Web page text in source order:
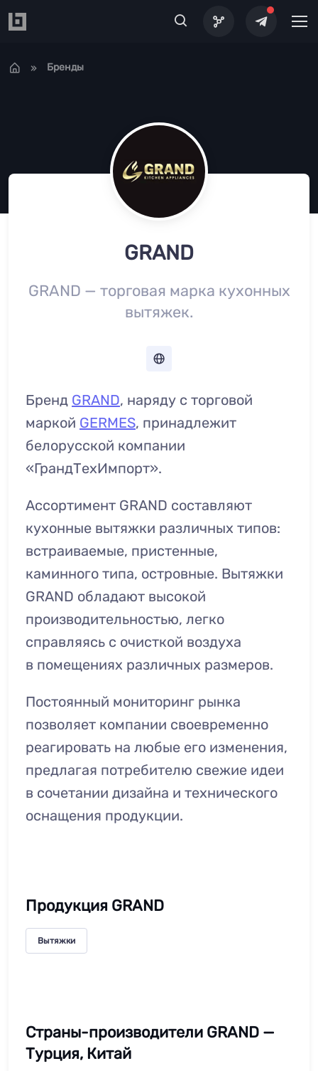
Бренды
GRAND
GRAND — торговая марка кухонных
вытяжек.
Бренд GRAND, наряду с торговой
маркой GERMES, принадлежит
белорусской компании
«ГрандТехИмпорт».
Ассортимент GRAND составляют
кухонные вытяжки различных типов:
встраиваемые, пристенные,
каминного типа, островные. Вытяжки
GRAND обладают высокой
производительностью, легко
справляясь с очисткой воздуха
в помещениях различных размеров.
Постоянный мониторинг рынка
позволяет компании своевременно
реагировать на любые его изменения,
предлагая потребителю свежие идеи
в сочетании дизайна и технического
оснащения продукции.
Продукция GRAND
Вытяжки
Страны-производители GRAND —
Турция, Китай